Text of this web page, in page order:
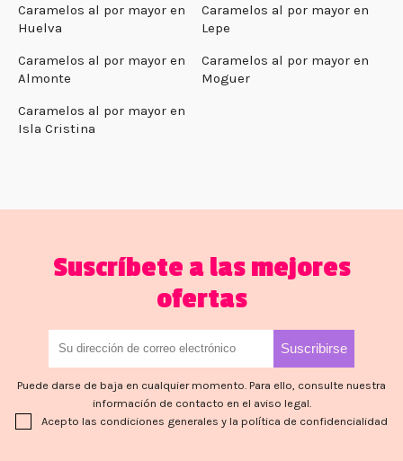
Caramelos al por mayor en
Huelva
Caramelos al por mayor en
Lepe
Caramelos al por mayor en
Almonte
Caramelos al por mayor en
Moguer
Caramelos al por mayor en
Isla Cristina
Suscríbete a las mejores
ofertas
Puede darse de baja en cualquier momento. Para ello, consulte nuestra
información de contacto en el aviso legal.
Acepto las condiciones generales y la política de confidencialidad